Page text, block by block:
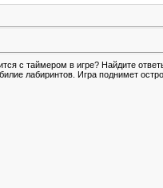
с таймером в игре? Найдите
лабиринтов. Игра поднимет